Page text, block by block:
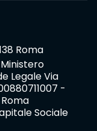
Roma
Legale Via
-
Sociale